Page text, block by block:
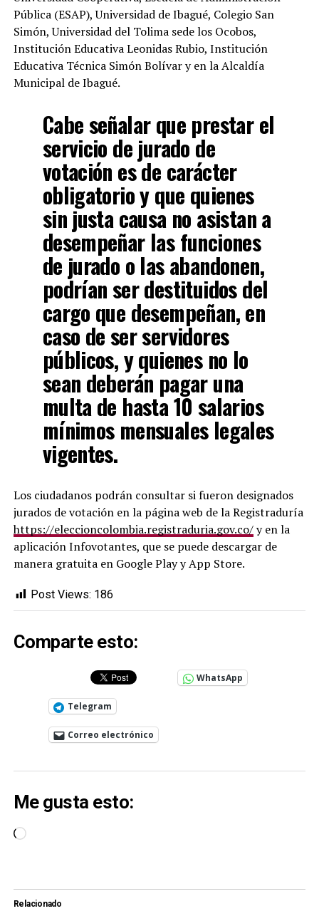
Pública (ESAP), Universidad de Ibagué, Colegio San
Simón, Universidad del Tolima sede los Ocobos,
Institución Educativa Leonidas Rubio, Institución
Educativa Técnica Simón Bolívar y en la Alcaldía
Municipal de Ibagué.
Cabe señalar que prestar el
servicio de jurado de
votación es de carácter
obligatorio y que quienes
sin justa causa no asistan a
desempeñar las funciones
de jurado o las abandonen,
podrían ser destituidos del
cargo que desempeñan, en
caso de ser servidores
públicos, y quienes no lo
sean deberán pagar una
multa de hasta 10 salarios
mínimos mensuales legales
vigentes.
Los ciudadanos podrán consultar si fueron designados
jurados de votación en la página web de la Registraduría
https://eleccioncolombia.registraduria.gov.co/y en la
aplicación Infovotantes, que se puede descargar de
manera gratuita en Google Play y App Store.
Post Views: 186
Comparte esto:
WhatsApp
Telegram
Correo electrónico
Me gusta esto:
Cargando...
Relacionado